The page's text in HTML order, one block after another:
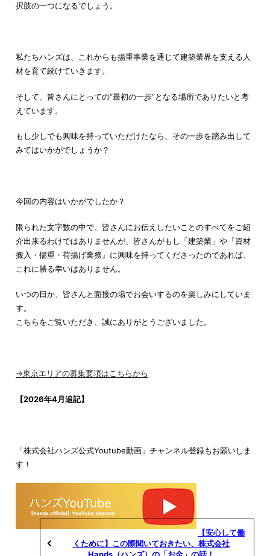
択肢の一つになるでしょう。
私たちハンズは、これからも揚重事業を通じて建築業界を支える人
材を育て続けていきます。
そして、皆さんにとっての“最初の一歩”となる場所でありたいと考
えています。
もし少しでも興味を持っていただけたなら、その一歩を踏み出して
みてはいかがでしょうか？
今回の内容はいかがでしたか？
限られた文字数の中で、皆さんにお伝えしたいことのすべてをご紹
介出来るわけではありませんが、皆さんがもし「建築業」や『資材
搬入・揚重・荷揚げ業務』に興味を持ってくださったのであれば、
これに勝る幸いはありません。
いつの日か、皆さんと面接の場でお会いするのを楽しみにしていま
す。
こちらをご覧いただき、誠にありがとうございました。
→東京エリアの募集要項はこちらから
【2026年4月追記】
「株式会社ハンズ公式Youtube動画」チャンネル登録もお願いしま
す！
【安心して働
くために】この際聞いておきたい、株式会社
Hands（ハンズ）の「お金」の話！